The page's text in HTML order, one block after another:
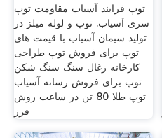
توپ فرایند آسیاب مقاومت توپ
سری آسیاب. توپ و لوله میلز در
تولید سیمان آسیاب با قیمت های
توپ برای فروش توپ طراحی
کارخانه زغال سنگ سنگ شکن
توپ برای فروش رسانه آسیاب
توپ طلا 80 تن در ساعت روش
فرز